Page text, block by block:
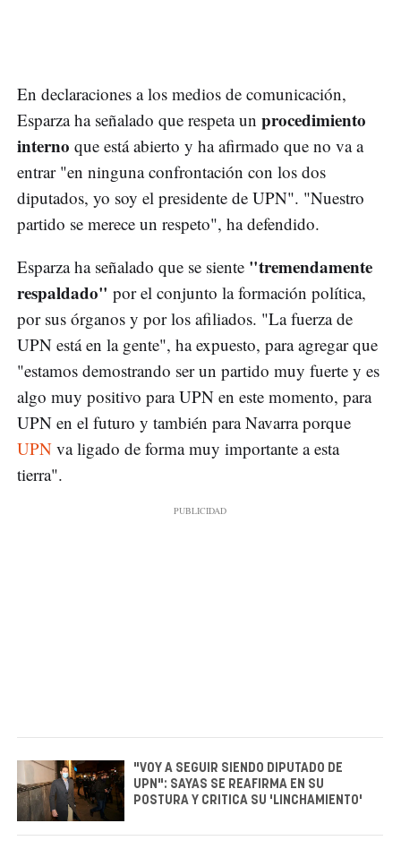
En declaraciones a los medios de comunicación,
Esparza ha señalado que respeta un procedimiento
interno que está abierto y ha afirmado que no va a
entrar "en ninguna confrontación con los dos
diputados, yo soy el presidente de UPN". "Nuestro
partido se merece un respeto", ha defendido.
Esparza ha señalado que se siente "tremendamente
respaldado" por el conjunto la formación política,
por sus órganos y por los afiliados. "La fuerza de
UPN está en la gente", ha expuesto, para agregar que
"estamos demostrando ser un partido muy fuerte y es
algo muy positivo para UPN en este momento, para
UPN en el futuro y también para Navarra porque
UPN va ligado de forma muy importante a esta
tierra".
"VOY A SEGUIR SIENDO DIPUTADO DE
UPN": SAYAS SE REAFIRMA EN SU
POSTURA Y CRITICA SU 'LINCHAMIENTO'